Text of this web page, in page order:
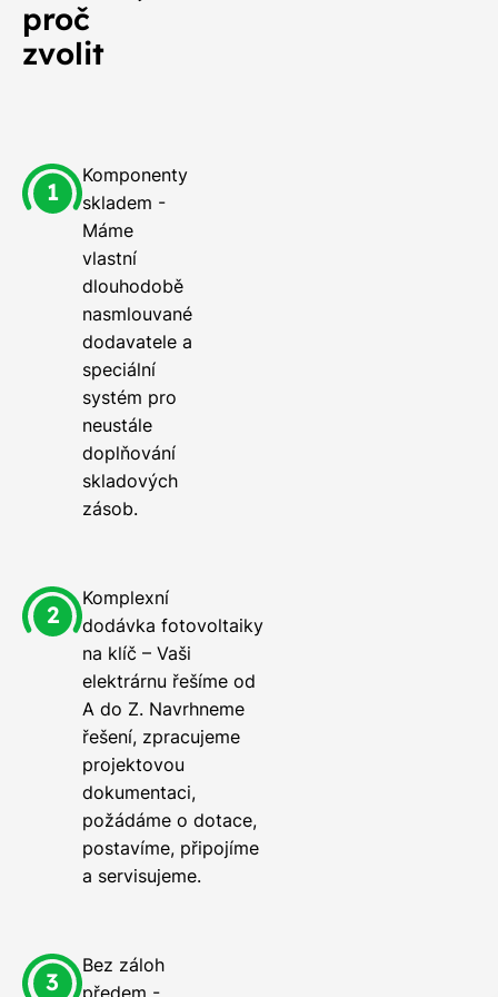
proč
zvolit
Komponenty
skladem -
Máme
vlastní
dlouhodobě
nasmlouvané
dodavatele a
speciální
systém pro
neustále
doplňování
skladových
zásob.
Komplexní
dodávka fotovoltaiky
na klíč – Vaši
elektrárnu řešíme od
A do Z. Navrhneme
řešení, zpracujeme
projektovou
dokumentaci,
požádáme o dotace,
postavíme, připojíme
a servisujeme.
Bez záloh